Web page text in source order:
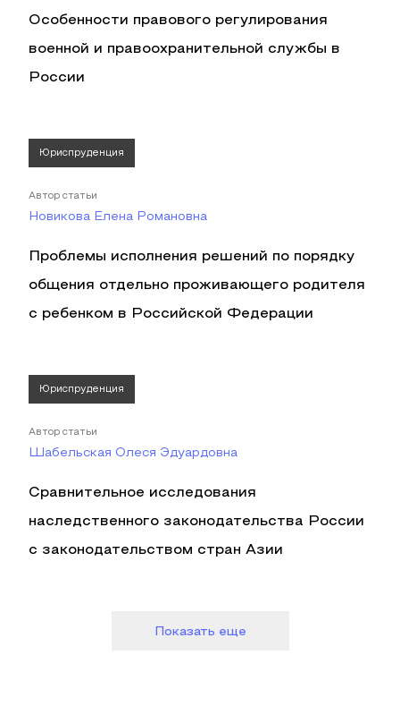
Особенности правового регулирования
военной и правоохранительной службы в
России
Юриспруденция
Автор статьи
Новикова Елена Романовна
Проблемы исполнения решений по порядку
общения отдельно проживающего родителя
с ребенком в Российской Федерации
Юриспруденция
Автор статьи
Шабельская Олеся Эдуардовна
Сравнительное исследования
наследственного законодательства России
с законодательством стран Азии
Показать еще